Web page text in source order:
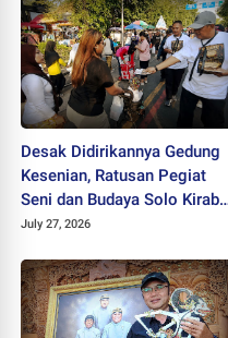
Desak Didirikannya Gedung
Kesenian, Ratusan Pegiat
Seni dan Budaya Solo Kirab
di CFD
July 27, 2026